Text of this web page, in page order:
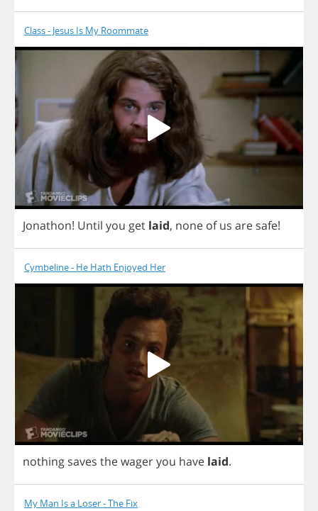
Class - Jesus Is My Roommate
Jonathon! Until you get laid, none of us are safe!
Cymbeline - He Hath Enjoyed Her
nothing saves thewageryou have laid.
My Man Is a Loser - The Fix